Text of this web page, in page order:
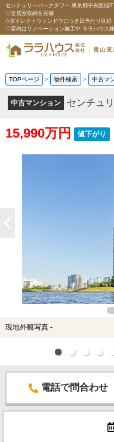
◇全居室収納を完備
◇ダイレクトウィンドウにつき日当たり良好
◇室内はリノベーション施工中 ララハウス
TOPページ > 物件検索 > 中古マ
中古マンション センチュ
15,990万円 値下がり
現地外観写真 -
電話で問合わせ